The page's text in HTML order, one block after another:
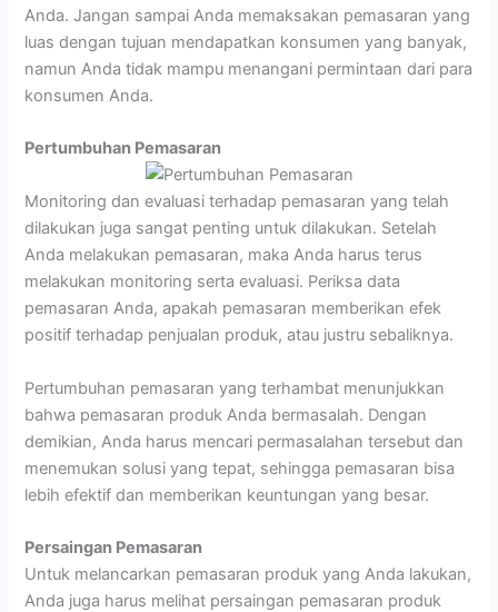
Anda. Jangan sampai Anda memaksakan pemasaran yang
luas dengan tujuan mendapatkan konsumen yang banyak,
namun Anda tidak mampu menangani permintaan dari para
konsumen Anda.
Pertumbuhan Pemasaran
Monitoring dan evaluasi terhadap pemasaran yang telah
dilakukan juga sangat penting untuk dilakukan. Setelah
Anda melakukan pemasaran, maka Anda harus terus
melakukan monitoring serta evaluasi. Periksa data
pemasaran Anda, apakah pemasaran memberikan efek
positif terhadap penjualan produk, atau justru sebaliknya.
Pertumbuhan pemasaran yang terhambat menunjukkan
bahwa pemasaran produk Anda bermasalah. Dengan
demikian, Anda harus mencari permasalahan tersebut dan
menemukan solusi yang tepat, sehingga pemasaran bisa
lebih efektif dan memberikan keuntungan yang besar.
Persaingan Pemasaran
Untuk melancarkan pemasaran produk yang Anda lakukan,
Anda juga harus melihat persaingan pemasaran produk